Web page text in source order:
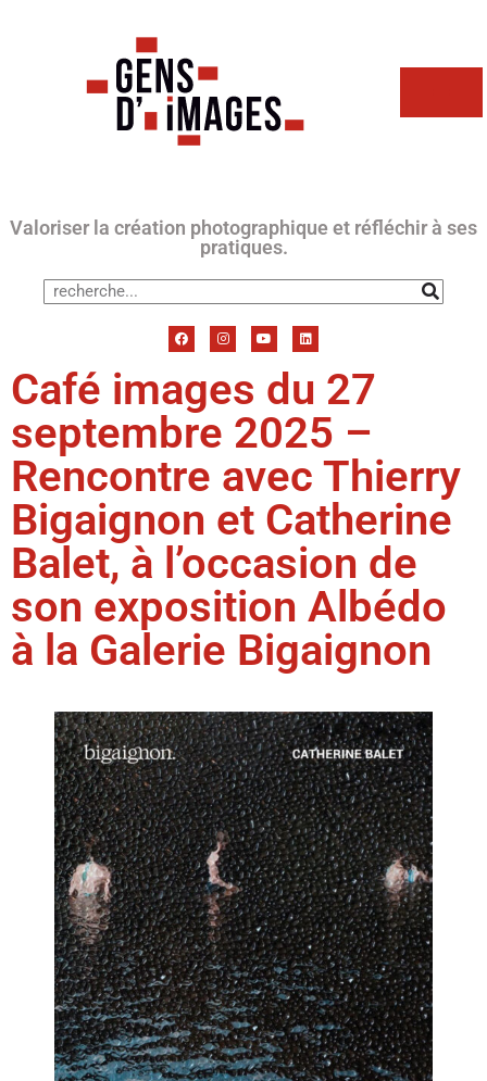
Valoriser la création photographique et réfléchir à ses
pratiques.
Café images du 27
septembre 2025 –
Rencontre avec Thierry
Bigaignon et Catherine
Balet, à l’occasion de
son exposition Albédo
à la Galerie Bigaignon